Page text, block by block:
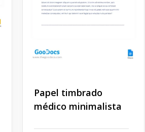
Papel timbrado
médico minimalista